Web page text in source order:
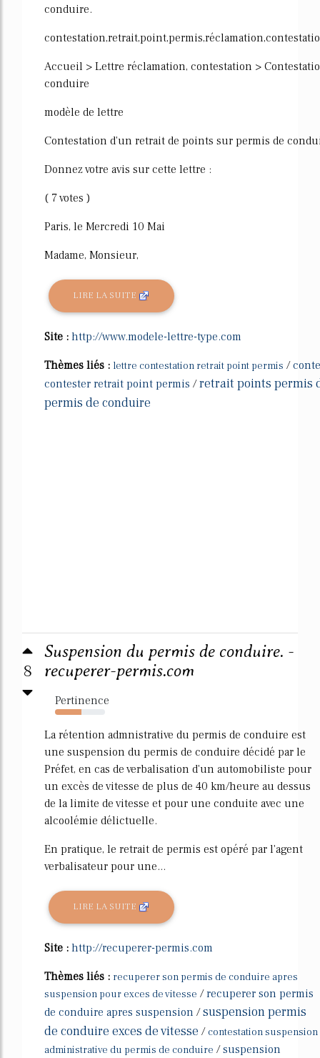
conduire.
Accueil > Lettre réclamation, contestation >
conduire
modèle de lettre
Contestation d'un retrait de points sur permis de
Donnez votre avis sur cette lettre :
( 7 votes )
Paris, le Mercredi 10 Mai
Madame, Monsieur,
LIRE LA SUITE
Site : http://www.modele-lettre-type.com
Thèmes liés : lettre contestation retrait point permis /
contester retrait point permis /retrait points permis
permis de conduire
8
Suspension du permis de conduire. -
recuperer-permis.com
Pertinence
53%
La rétention admnistrative du permis de conduire est
une suspension du permis de conduire décidé par le
Préfet, en cas de verbalisation d'un automobiliste pour
un excès de vitesse de plus de 40 km/heure au dessus
de la limite de vitesse et pour une conduite avec une
alcoolémie délictuelle.
En pratique, le retrait de permis est opéré par l'agent
verbalisateur pour une...
LIRE LA SUITE
Site : http://recuperer-permis.com
Thèmes liés : recuperer son permis de conduire apres
suspension pour exces de vitesse /recuperer son permis
de conduire apres suspension /suspension permis
de conduire exces de vitesse / contestation suspension
administrative du permis de conduire /suspension